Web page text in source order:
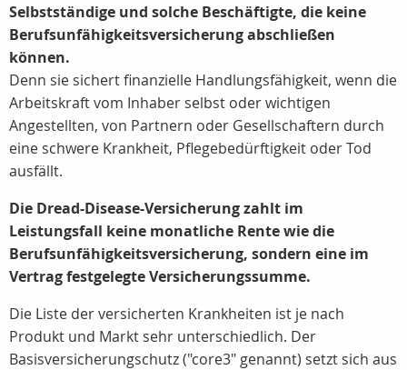
Selbstständige und solche Beschäftigte, die keine
Berufsunfähigkeitsversicherung abschließen
können.
Denn sie sichert finanzielle Handlungsfähigkeit, wenn die
Arbeitskraft vom Inhaber selbst oder wichtigen
Angestellten, von Partnern oder Gesellschaftern durch
eine schwere Krankheit, Pflegebedürftigkeit oder Tod
ausfällt.
Die Dread-Disease-Versicherung zahlt im
Leistungsfall keine monatliche Rente wie die
Berufsunfähigkeitsversicherung, sondern eine im
Vertrag festgelegte Versicherungssumme.
Die Liste der versicherten Krankheiten ist je nach
Produkt und Markt sehr unterschiedlich. Der
Basisversicherungschutz ("core3" genannt) setzt sich aus